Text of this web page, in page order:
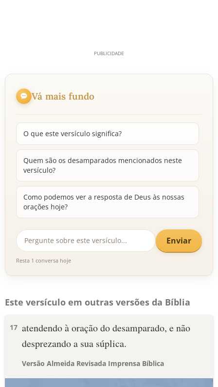
Vá mais fundo
O que este versículo significa?
Quem são os desamparados mencionados neste
versículo?
Como podemos ver a resposta de Deus às nossas
orações hoje?
Enviar
Resta 1 conversa hoje
Este versículo em outras versões da Bíblia
17 atendendo à oração do desamparado, e não
desprezando a sua súplica.
Versão Almeida Revisada Imprensa Bíblica